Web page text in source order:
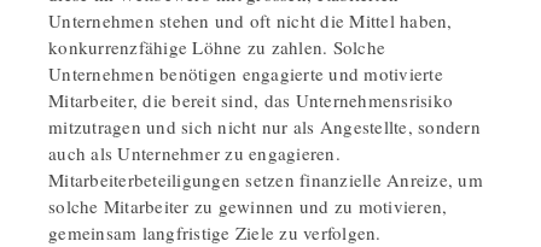
Unternehmen stehen und oft nicht die Mittel haben,
konkurrenzfähige Löhne zu zahlen. Solche
Unternehmen benötigen engagierte und motivierte
Mitarbeiter, die bereit sind, das Unternehmensrisiko
mitzutragen und sich nicht nur als Angestellte, sondern
auch als Unternehmer zu engagieren.
Mitarbeiterbeteiligungen setzen finanzielle Anreize, um
solche Mitarbeiter zu gewinnen und zu motivieren,
gemeinsam langfristige Ziele zu verfolgen.